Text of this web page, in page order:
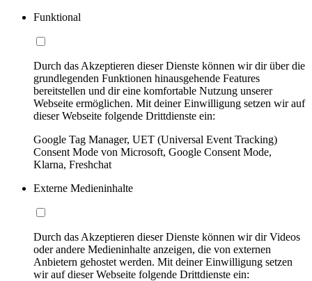
Funktional
Durch das Akzeptieren dieser Dienste können wir dir über die
grundlegenden Funktionen hinausgehende Features
bereitstellen und dir eine komfortable Nutzung unserer
Webseite ermöglichen. Mit deiner Einwilligung setzen wir auf
dieser Webseite folgende Drittdienste ein:
Google Tag Manager, UET (Universal Event Tracking)
Consent Mode von Microsoft, Google Consent Mode,
Klarna, Freshchat
Externe Medieninhalte
Durch das Akzeptieren dieser Dienste können wir dir Videos
oder andere Medieninhalte anzeigen, die von externen
Anbietern gehostet werden. Mit deiner Einwilligung setzen
wir auf dieser Webseite folgende Drittdienste ein: